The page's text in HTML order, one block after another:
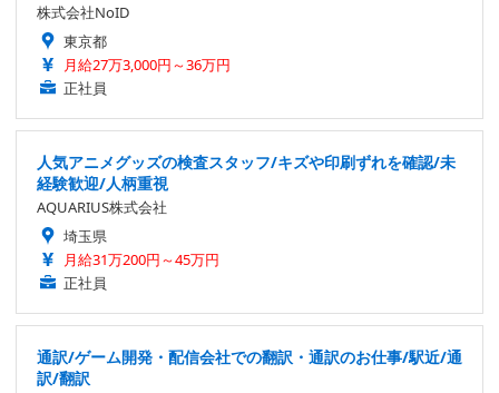
株式会社NoID
東京都
月給27万3,000円～36万円
正社員
人気アニメグッズの検査スタッフ/キズや印刷ずれを確認/未
経験歓迎/人柄重視
AQUARIUS株式会社
埼玉県
月給31万200円～45万円
正社員
通訳/ゲーム開発・配信会社での翻訳・通訳のお仕事/駅近/通
訳/翻訳